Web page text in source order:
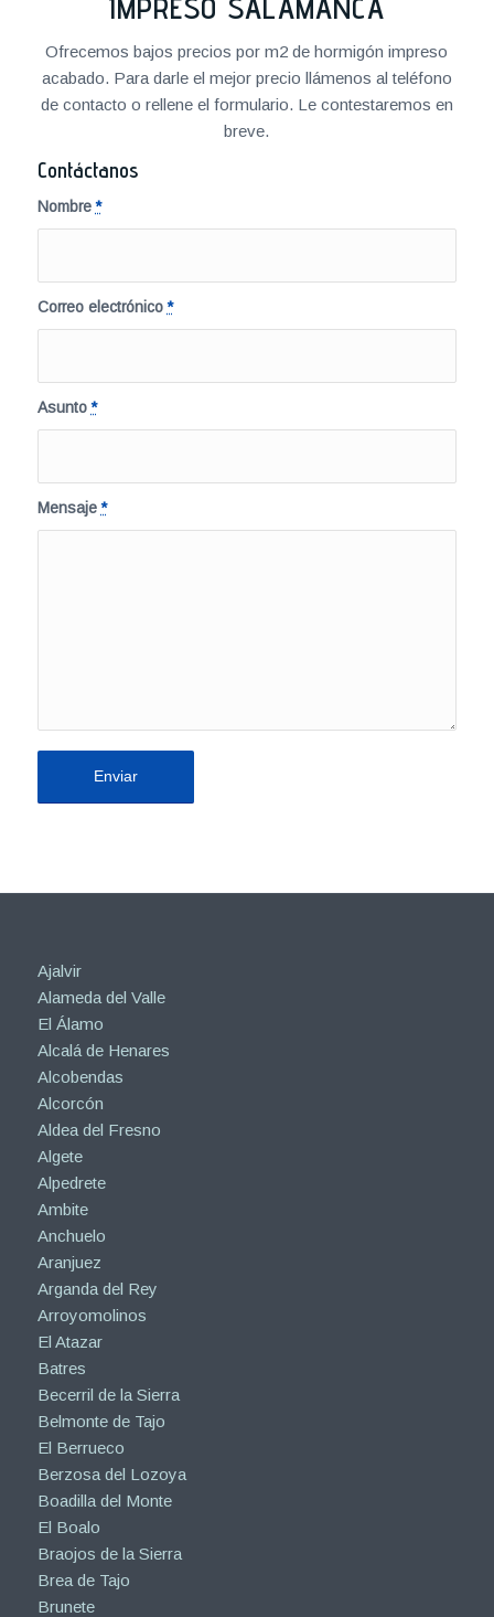
Ofrecemos bajos precios por m2 de hormigón impreso
acabado. Para darle el mejor precio llámenos al teléfono
de contacto o rellene el formulario. Le contestaremos en
breve.
Contáctanos
Nombre*
Correo electrónico*
Asunto*
Mensaje*
Ajalvir
Alameda del Valle
El Álamo
Alcalá de Henares
Alcobendas
Alcorcón
Aldea del Fresno
Algete
Alpedrete
Ambite
Anchuelo
Aranjuez
Arganda del Rey
Arroyomolinos
El Atazar
Batres
Becerril de la Sierra
Belmonte de Tajo
El Berrueco
Berzosa del Lozoya
Boadilla del Monte
El Boalo
Braojos de la Sierra
Brea de Tajo
Brunete